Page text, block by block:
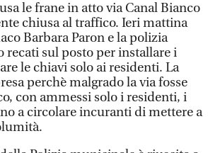
le frane in atto via Canal Bianco
chiusa al traffico. Ieri mattina
Barbara Paron e la polizia
recati sul posto per installare i
le chiavi solo ai residenti. La
perchè malgrado la via fosse
con ammessi solo i residenti, i
a circolare incuranti di mettere a